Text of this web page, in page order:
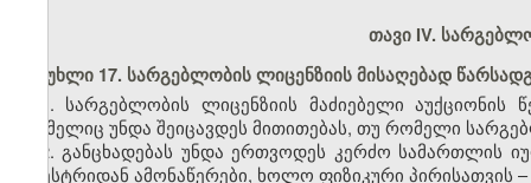
თავი IV.
მუხლი 17. სარგებლობის ლიცენზიის მისაღებად
1. სარგებლობის ლიცენზიის მაძიებელი აუქციონის
რომელიც უნდა შეიცავდეს მითითებას, თუ რომელი
2. განცხადებას უნდა ერთვოდეს კერძო სამართლის
რეესტრიდან ამონაწერები, ხოლო ფიზიკური